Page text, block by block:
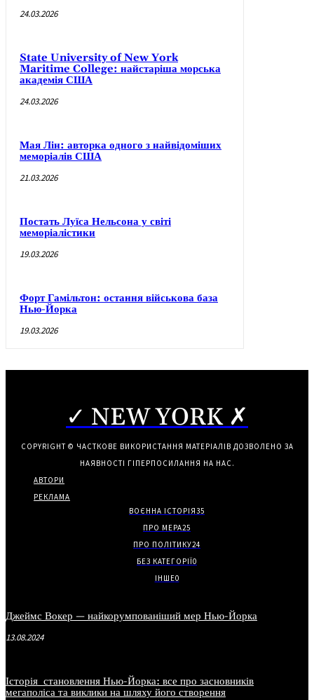
24.03.2026
State University of New York
Maritime College: найстаріша морська
академія США
24.03.2026
Мая Лін: авторка одного з найвідоміших
меморіалів США
21.03.2026
Постать Луїса Нельсона у світі
меморіалістики
19.03.2026
Форт Гамільтон: остання військова база
Нью-Йорка
19.03.2026
✓ NEW YORK ✗
COPYRIGHT © ЧАСТКОВЕ ВИКОРИСТАННЯ МАТЕРІАЛІВ ДОЗВОЛЕНО ЗА
НАЯВНОСТІ ГІПЕРПОСИЛАННЯ НА НАС.
АВТОРИ
РЕКЛАМА
ВОЄННА ІСТОРІЯ35
ПРО МЕРА25
ПРО ПОЛІТИКУ24
БЕЗ КАТЕГОРІЇ0
ІНШЕ0
Джеймс Вокер — найкорумпованіший мер Нью-Йорка
13.08.2024
Історія становлення Нью-Йорка: все про засновників
мегаполіса та виклики на шляху його створення